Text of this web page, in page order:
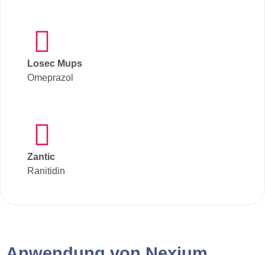
Losec Mups
Omeprazol
Zantic
Ranitidin